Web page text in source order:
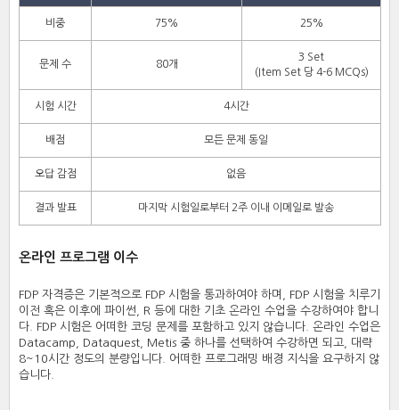
비중 75% 25%
문제 수 80개
3 Set
(Item Set 당 4-6 MCQs)
시험 시간 4시간
배점 모든 문제 동일
오답 감점 없음
결과 발표 마지막 시험일로부터 2주 이내 이메일로 발송
온라인 프로그램 이수
FDP 자격증은 기본적으로 FDP 시험을 통과하여야 하며, FDP 시험을 치루기
이전 혹은 이후에 파이썬, R 등에 대한 기초 온라인 수업을 수강하여야 합니
다. FDP 시험은 어떠한 코딩 문제를 포함하고 있지 않습니다. 온라인 수업은
Datacamp, Dataquest, Metis 중 하나를 선택하여 수강하면 되고, 대략
8~10시간 정도의 분량입니다. 어떠한 프로그래밍 배경 지식을 요구하지 않
습니다.